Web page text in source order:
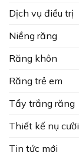
Dịch vụ điều trị
Niềng răng
Răng khôn
Răng trẻ em
Tẩy trắng răng
Thiết kế nụ cười
Tin tức mới